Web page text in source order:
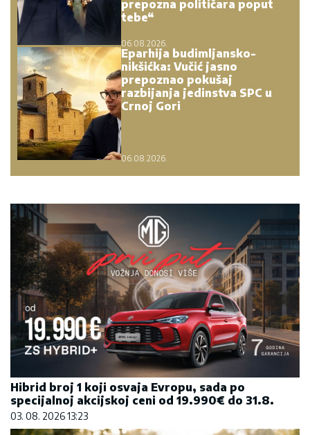
prepozna političara poput
tebe“
06.08.2026.
Eparhija budimljansko-
nikšićka: Vučić jasno
prepoznao pokušaj
razbijanja jedinstva SPC u
Crnoj Gori
06.08.2026.
Hibrid broj 1 koji osvaja Evropu, sada po
specijalnoj akcijskoj ceni od 19.990€ do 31.8.
03. 08. 2026 13:23